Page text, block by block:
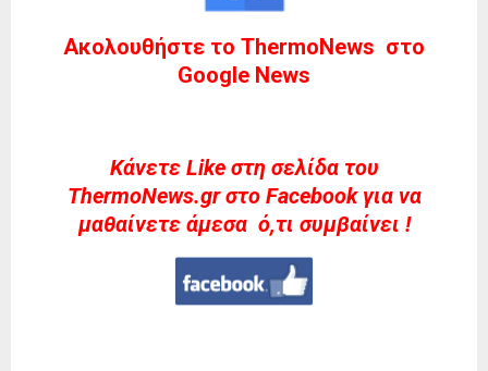
Ακολουθήστε το ThermoNews στο
Google News
Kάνετε Like στη σελίδα του
ThermoNews.gr στο Facebook για να
μαθαίνετε άμεσα ό,τι συμβαίνει !